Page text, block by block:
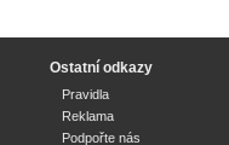
Ostatní odkazy
Pravidla
Reklama
Podpořte nás